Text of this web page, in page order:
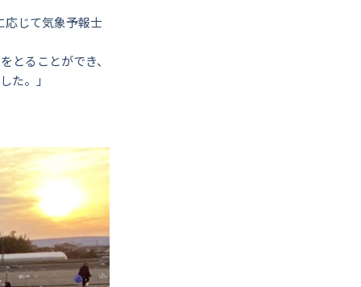
応じて気象予報士
とることができ、
た。」